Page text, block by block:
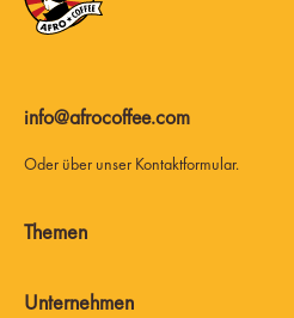
info@afrocoffee.com
Oder über unser Kontaktformular.
Themen
Unternehmen